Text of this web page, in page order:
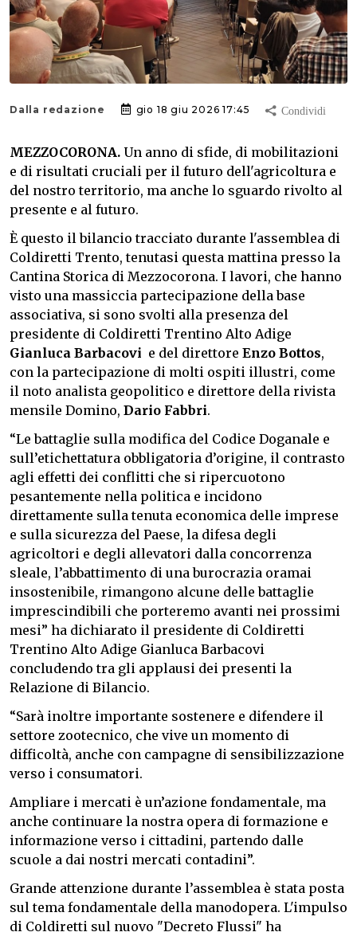
Dalla redazione gio 18 giu 2026 17:45
MEZZOCORONA. Un anno di sfide, di mobilitazioni
e di risultati cruciali per il futuro dell'agricoltura e
del nostro territorio, ma anche lo sguardo rivolto al
presente e al futuro.
È questo il bilancio tracciato durante l'assemblea di
Coldiretti Trento, tenutasi questa mattina presso la
Cantina Storica di Mezzocorona. I lavori, che hanno
visto una massiccia partecipazione della base
associativa, si sono svolti alla presenza del
presidente di Coldiretti Trentino Alto Adige
Gianluca Barbacovi e del direttore Enzo Bottos,
con la partecipazione di molti ospiti illustri, come
il noto analista geopolitico e direttore della rivista
mensile Domino, Dario Fabbri.
“Le battaglie sulla modifica del Codice Doganale e
sull’etichettatura obbligatoria d’origine, il contrasto
agli effetti dei conflitti che si ripercuotono
pesantemente nella politica e incidono
direttamente sulla tenuta economica delle imprese
e sulla sicurezza del Paese, la difesa degli
agricoltori e degli allevatori dalla concorrenza
sleale, l’abbattimento di una burocrazia oramai
insostenibile, rimangono alcune delle battaglie
imprescindibili che porteremo avanti nei prossimi
mesi” ha dichiarato il presidente di Coldiretti
Trentino Alto Adige Gianluca Barbacovi
concludendo tra gli applausi dei presenti la
Relazione di Bilancio.
“Sarà inoltre importante sostenere e difendere il
settore zootecnico, che vive un momento di
difficoltà, anche con campagne di sensibilizzazione
verso i consumatori.
Ampliare i mercati è un’azione fondamentale, ma
anche continuare la nostra opera di formazione e
informazione verso i cittadini, partendo dalle
scuole a dai nostri mercati contadini”.
Grande attenzione durante l’assemblea è stata posta
sul tema fondamentale della manodopera. L'impulso
di Coldiretti sul nuovo "Decreto Flussi" ha